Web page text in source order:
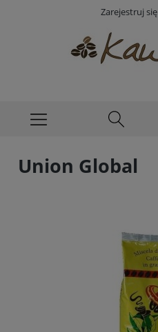
Zarejestruj się
Union Global